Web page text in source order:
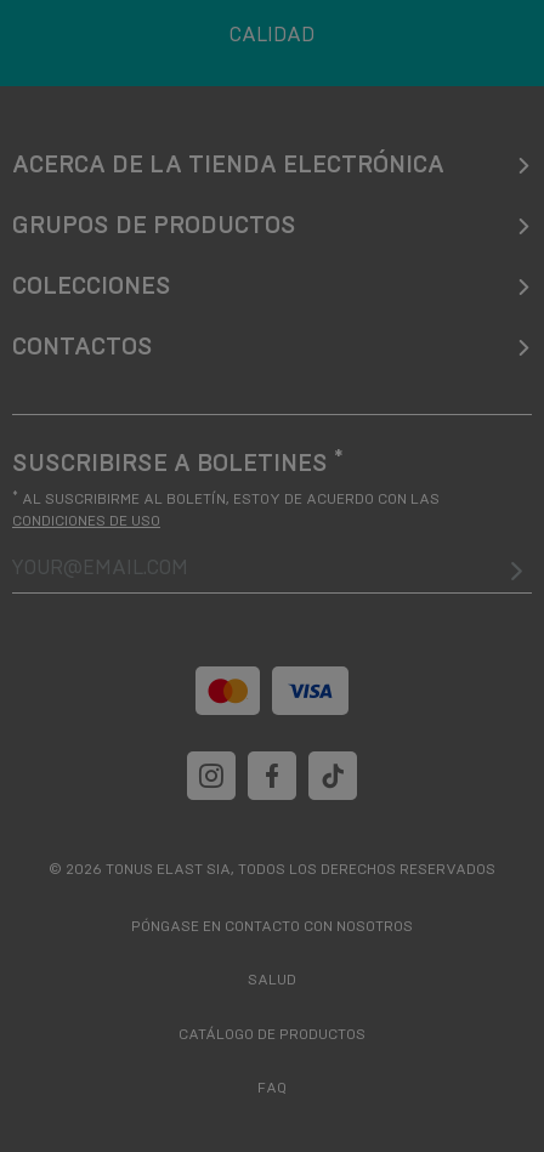
CALIDAD
ACERCA DE LA TIENDA ELECTRÓNICA
GRUPOS DE PRODUCTOS
COLECCIONES
CONTACTOS
SUSCRIBIRSE A BOLETINES *
* AL SUSCRIBIRME AL BOLETÍN, ESTOY DE ACUERDO CON LAS
CONDICIONES DE USO
your@email.com
© 2026 TONUS ELAST SIA, TODOS LOS DERECHOS RESERVADOS
PÓNGASE EN CONTACTO CON NOSOTROS
SALUD
CATÁLOGO DE PRODUCTOS
FAQ